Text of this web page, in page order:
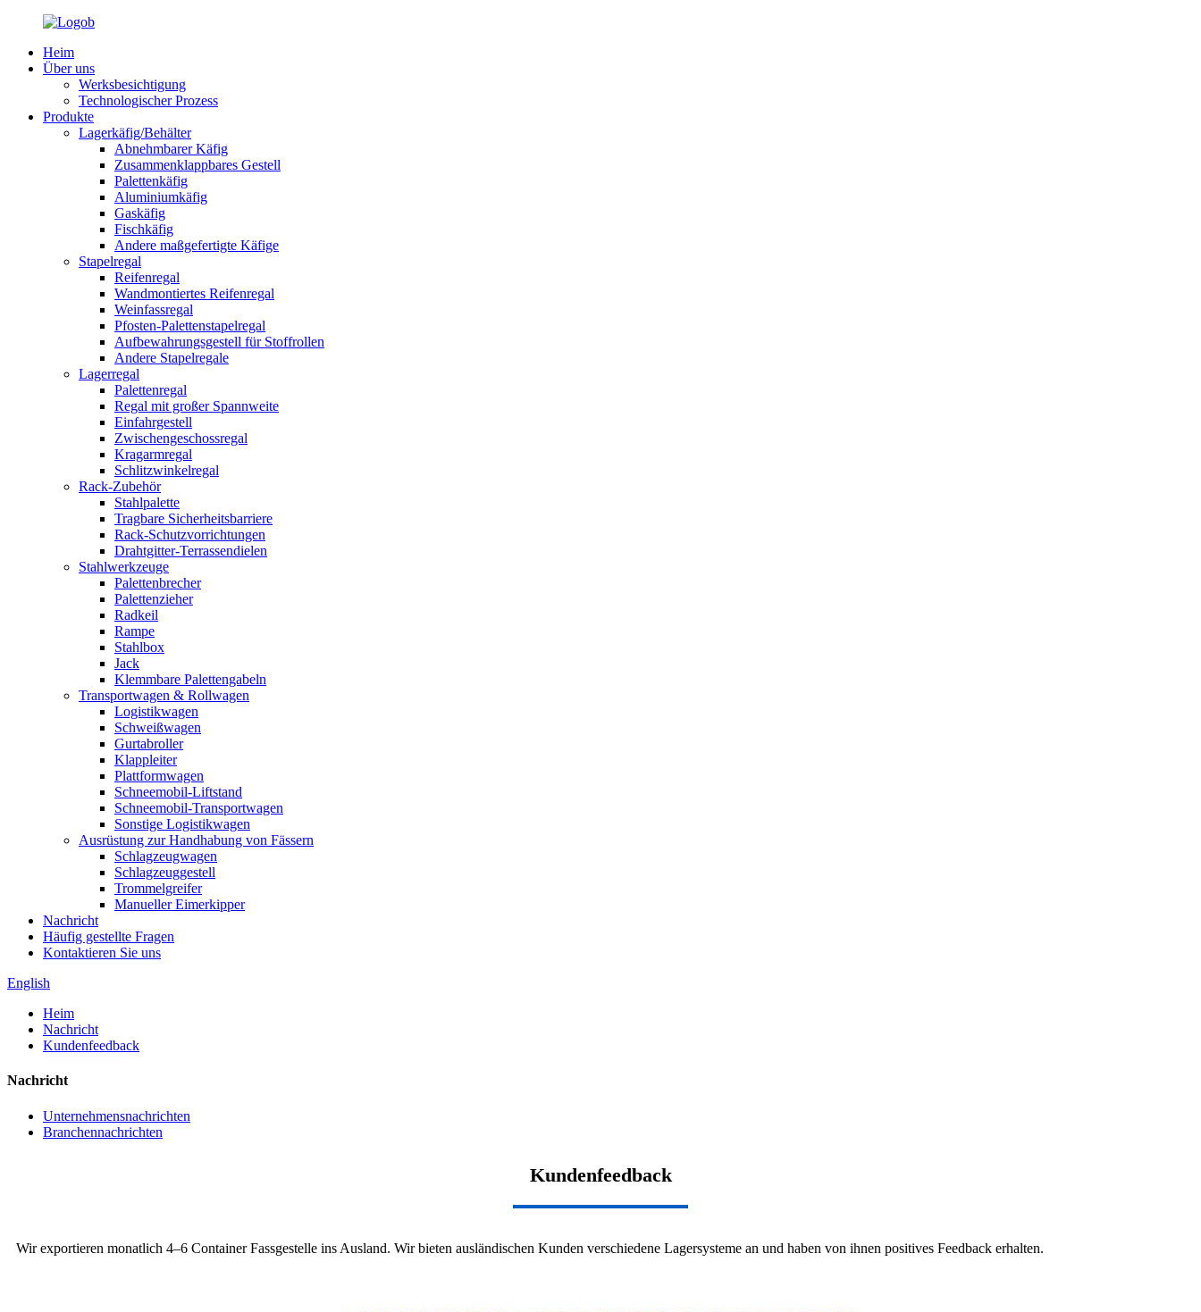
Heim
Über uns
Werksbesichtigung
Technologischer Prozess
Produkte
Lagerkäfig/Behälter
Abnehmbarer Käfig
Zusammenklappbares Gestell
Palettenkäfig
Aluminiumkäfig
Gaskäfig
Fischkäfig
Andere maßgefertigte Käfige
Stapelregal
Reifenregal
Wandmontiertes Reifenregal
Weinfassregal
Pfosten-Palettenstapelregal
Aufbewahrungsgestell für Stoffrollen
Andere Stapelregale
Lagerregal
Palettenregal
Regal mit großer Spannweite
Einfahrgestell
Zwischengeschossregal
Kragarmregal
Schlitzwinkelregal
Rack-Zubehör
Stahlpalette
Tragbare Sicherheitsbarriere
Rack-Schutzvorrichtungen
Drahtgitter-Terrassendielen
Stahlwerkzeuge
Palettenbrecher
Palettenzieher
Radkeil
Rampe
Stahlbox
Jack
Klemmbare Palettengabeln
Transportwagen & Rollwagen
Logistikwagen
Schweißwagen
Gurtabroller
Klappleiter
Plattformwagen
Schneemobil-Liftstand
Schneemobil-Transportwagen
Sonstige Logistikwagen
Ausrüstung zur Handhabung von Fässern
Schlagzeugwagen
Schlagzeuggestell
Trommelgreifer
Manueller Eimerkipper
Nachricht
Häufig gestellte Fragen
Kontaktieren Sie uns
English
Heim
Nachricht
Kundenfeedback
Nachricht
Unternehmensnachrichten
Branchennachrichten
Kundenfeedback
Wir exportieren monatlich 4–6 Container Fassgestelle ins Ausland. Wir bieten ausländischen Kunden verschiedene Lagersysteme an und haben von ihnen positives Feedback erhalten.